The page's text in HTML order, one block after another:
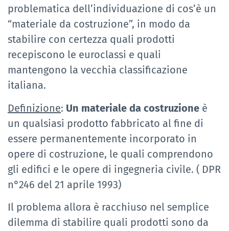
problematica dell’individuazione di cos’è un
“materiale da costruzione”, in modo da
stabilire con certezza quali prodotti
recepiscono le euroclassi e quali
mantengono la vecchia classificazione
italiana.
Definizione: Un materiale da costruzione è
un qualsiasi prodotto fabbricato al fine di
essere permanentemente incorporato in
opere di costruzione, le quali comprendono
gli edifici e le opere di ingegneria civile. ( DPR
n°246 del 21 aprile 1993)
Il problema allora è racchiuso nel semplice
dilemma di stabilire quali prodotti sono da